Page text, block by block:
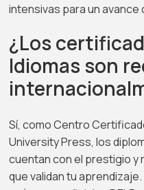
intensivas para un
¿Los
Idiomas son
Sí, como Centro
University Press, los
cuentan con el prestigio
que validan tu